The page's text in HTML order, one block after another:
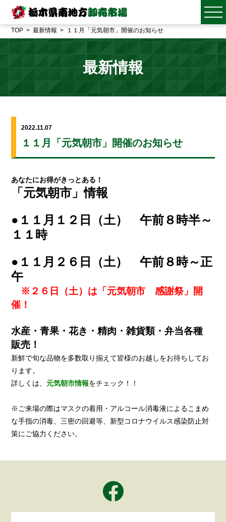
TOP 最新情報 １１月「元気朝市」開催のお知らせ
最新情報
2022.11.07
１１月「元気朝市」開催のお知らせ
あなたにお得がきっとある！
「元気朝市」情報
●１１月１２日（土） 午前８時半～
１１時
●１１月２６日（土） 午前８時～正
午
※２６日（土）は「元気朝市 感謝祭」開
催！
水産・青果・花き・精肉・雑貨類・弁当各種
販売！
新鮮で旬な品物を多数取り揃えて皆様のお越しをお待ちしてお
ります。
詳しくは、 元気朝市情報をチェック！！
※ご来場の際はマスクの着用・アルコール消毒液によるこまめ
な手指の消毒、三密の回避等、新型コロナウイルス感染防止対
策にご協力ください。